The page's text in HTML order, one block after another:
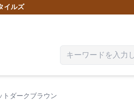
イルズ
トダークブラウン